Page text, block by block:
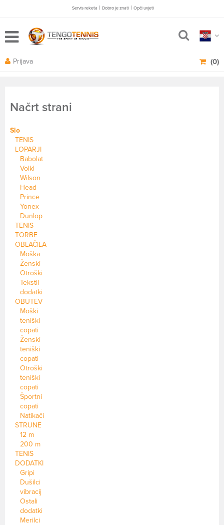
Servis reketa | Dobro je znati | Opči uvjeti
(0)
Prijava
Načrt strani
Slo
TENIS
LOPARJI
Babolat
Volkl
Wilson
Head
Prince
Yonex
Dunlop
TENIS
TORBE
OBLAČILA
Moška
Ženski
Otroški
Tekstil
dodatki
OBUTEV
Moški
teniški
copati
Ženski
teniški
copati
Otroški
teniški
copati
Športni
copati
Natikači
STRUNE
12 m
200 m
TENIS
DODATKI
Gripi
Dušilci
vibracij
Ostali
dodatki
Merilci